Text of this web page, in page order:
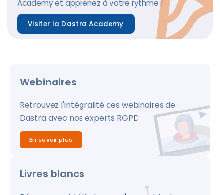
Academy et apprenez à votre rythme !
Visiter la Dastra Academy
Webinaires
Retrouvez l'intégralité des webinaires de
Dastra avec nos experts RGPD
En savoir plus
Livres blancs